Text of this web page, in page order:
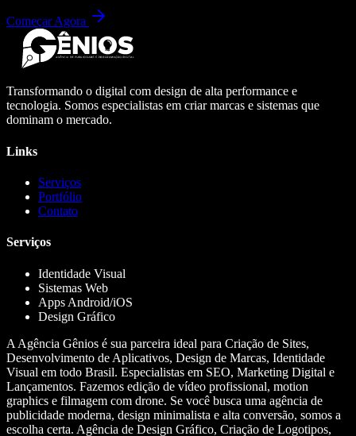
Começar Agora
Transformando o digital com design de alta performance e
tecnologia. Somos especialistas em criar marcas e sistemas que
dominam o mercado.
Links
Serviços
Portfólio
Contato
Serviços
Identidade Visual
Sistemas Web
Apps Android/iOS
Design Gráfico
A Agência Gênios é sua parceira ideal para Criação de Sites,
Desenvolvimento de Aplicativos, Design de Marcas, Identidade
Visual em todo Brasil. Especialistas em SEO, Marketing Digital e
Lançamentos. Fazemos edição de vídeo profissional, motion
graphics e filmagem com drone. Se você busca uma agência de
publicidade moderna, design minimalista e alta conversão, somos a
escolha certa. Agência de Design Gráfico, Criação de Logotipos,